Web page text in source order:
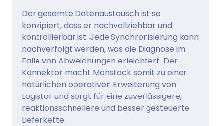
Der gesamte Datenaustausch ist so
konzipiert, dass er nachvollziehbar und
kontrollierbar ist: Jede Synchronisierung kann
nachverfolgt werden, was die Diagnose im
Falle von Abweichungen erleichtert. Der
Konnektor macht Monstock somit zu einer
natürlichen operativen Erweiterung von
Logistar und sorgt für eine zuverlässigere,
reaktionsschnellere und besser gesteuerte
Lieferkette.